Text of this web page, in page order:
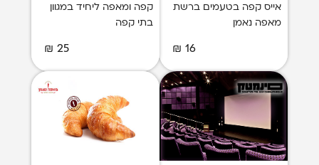
אייס קפה בטעמים ברשת
מאפה נאמן
16 ₪
קפה ומאפה ליחיד במגוון
בתי קפה
25 ₪